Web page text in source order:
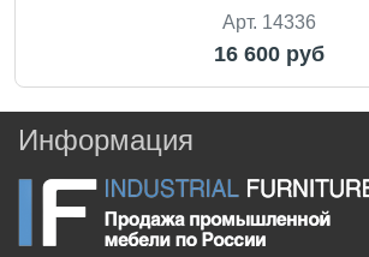
Арт. 14336
16 600 руб
Информация